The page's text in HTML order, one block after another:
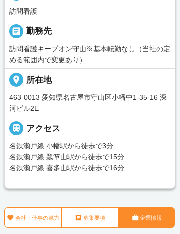
訪問看護
_pin
勤務先
訪問看護キープオン守山※基本転勤なし（当社の定
める範囲内で変更あり）
place 所在地
463-0013 愛知県名古屋市守山区小幡中1-35-16 深
河ビル2E
 アクセス
名鉄瀬戸線 小幡駅から徒歩で3分
名鉄瀬戸線 瓢箪山駅から徒歩で15分
名鉄瀬戸線 喜多山駅から徒歩で16分
 会社・仕事の魅力  募集要項 企業情報